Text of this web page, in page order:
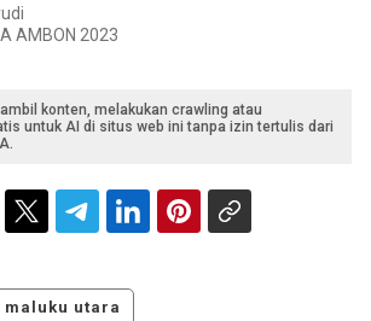
AMBON 2023
konten, melakukan crawling atau
untuk AI di situs web ini tanpa izin tertulis dari
maluku utara